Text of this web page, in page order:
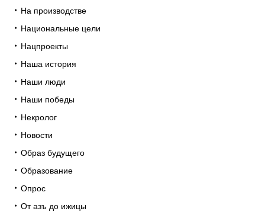
На производстве
Национальные цели
Нацпроекты
Наша история
Наши люди
Наши победы
Некролог
Новости
Образ будущего
Образование
Опрос
От азъ до ижицы